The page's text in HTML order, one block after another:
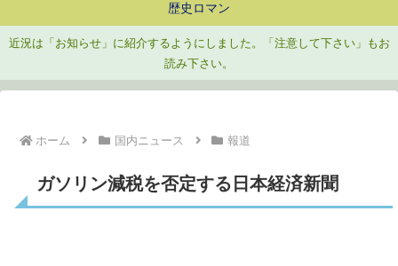
歴史ロマン
近況は「お知らせ」に紹介するようにしました。「注意して下さい」もお
読み下さい。
ホーム 国内ニュース 報道
ガソリン減税を否定する日本経済新聞